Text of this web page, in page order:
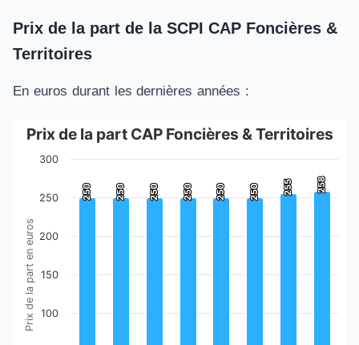
Prix de la part de la SCPI CAP Foncières &
Territoires
En euros durant les dernières années :
Prix de la part CAP Foncières & Territoires
The chart has 1 X axis displaying categories.
Prix de la part en euros
Prix de la part CAP Foncières & Territoires
250
250 250
250 250
250 250
250 250
250 250
250 255
255 258
258
100
150
200
250
300